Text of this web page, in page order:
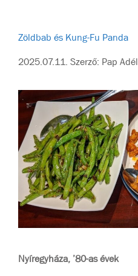
Zöldbab és Kung-Fu Panda
2025.07.11. Szerző: Pap Adél
Nyíregyháza, ’80-as évek